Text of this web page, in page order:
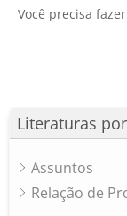
Literaturas
Assuntos
Relação de
Você precisa